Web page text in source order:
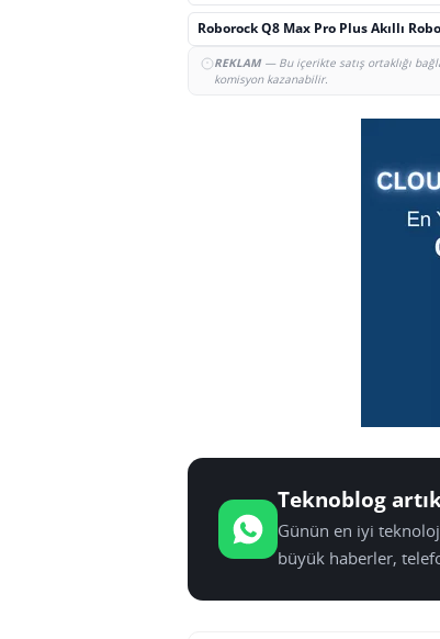
Roborock Q8 Max Pro Plus Akıllı
REKLAM— Bu içerikte satış ortaklığı
komisyon kazanabilir.
Teknoblog
Günün en iyi
büyük haberler,